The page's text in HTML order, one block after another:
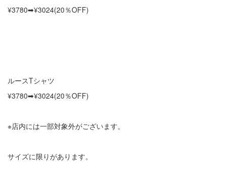
¥3780➡︎¥3024(20％OFF)
ルースTシャツ
¥3780➡︎¥3024(20％OFF)
※店内には一部対象外がございます。
サイズに限りがあります。